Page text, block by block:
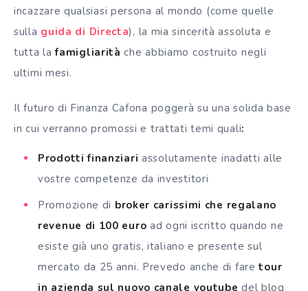
incazzare qualsiasi persona al mondo (come quelle
sulla guida di Directa), la mia sincerità assoluta e
tutta lafamigliarità che abbiamo costruito negli
ultimi mesi.
Il futuro di Finanza Cafona poggerà su una solida base
in cui verranno promossi e trattati temi quali:
Prodotti finanziari assolutamente inadatti alle
vostre competenze da investitori
Promozione di broker carissimi che regalano
revenue di 100 euro ad ogni iscritto quando ne
esiste già uno gratis, italiano e presente sul
mercato da 25 anni. Prevedo anche di faretour
in azienda sul nuovo canale youtube del blog